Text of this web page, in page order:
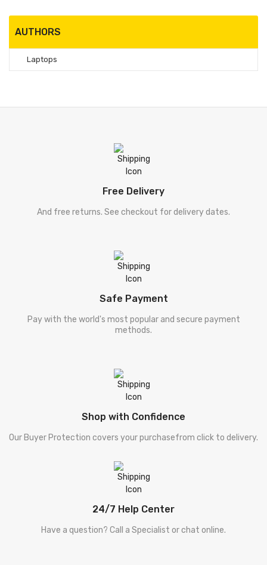
Zahida Hina [ زاہدہ حنا ]
Digar Mozooat [ دیگر موضوعات ]
Shakhsi Khaqa [ شخصی خاکہ ]
Punjabi Kalam [ پنجابی کلام ]
AUTHORS
Laptops
Free Delivery
And free returns. See checkout for delivery dates.
Safe Payment
Pay with the world's most popular and secure payment
methods.
Shop with Confidence
Our Buyer Protection covers your purchasefrom click to delivery.
24/7 Help Center
Have a question? Call a Specialist or chat online.